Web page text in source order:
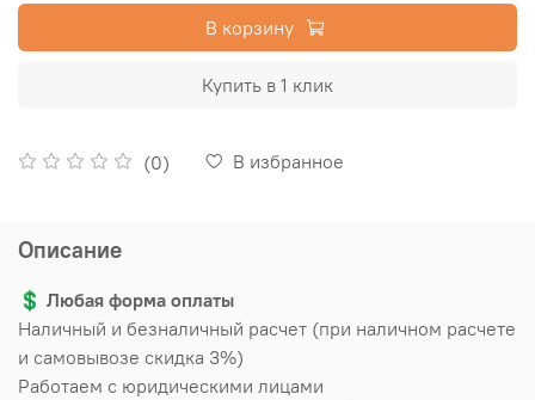
(0) В избранное
В корзину
Купить в 1 клик
Описание
💲 Любая форма оплаты
Наличный и безналичный расчет (при наличном расчете
и самовывозе скидка 3%)
Работаем с юридическими лицами